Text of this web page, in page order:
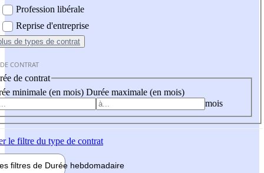
Profession libérale
Reprise d'entreprise
de types de contrat
CONTRAT
de contrat
minimale (en mois) Durée maximale (en mois)
mois
le filtre du type de contrat
filtres de Durée hebdomadaire